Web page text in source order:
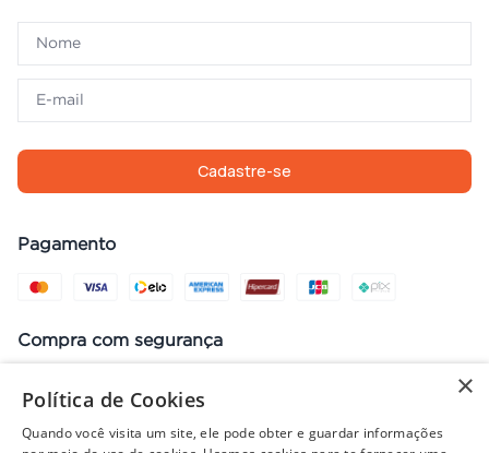
Cadastre-se
Pagamento
Compra com segurança
Preços, promoções, condições de pagamento e frete válidos apenas
×
Política de Cookies
Quando você visita um site, ele pode obter e guardar informações